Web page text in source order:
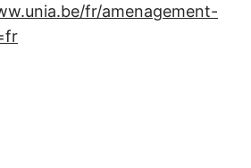
fr/amenagement-